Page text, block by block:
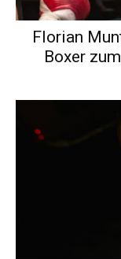
Florian
Boxer